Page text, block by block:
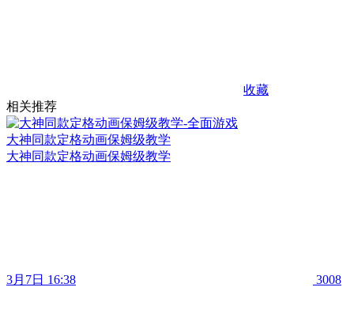
收藏
相关推荐
大神同款定格动画保姆级教学
大神同款定格动画保姆级教学
3月7日 16:38 3008